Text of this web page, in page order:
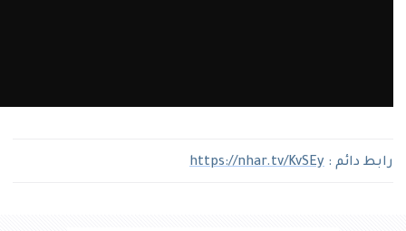
رابط دائم : https://nhar.tv/KvSEy